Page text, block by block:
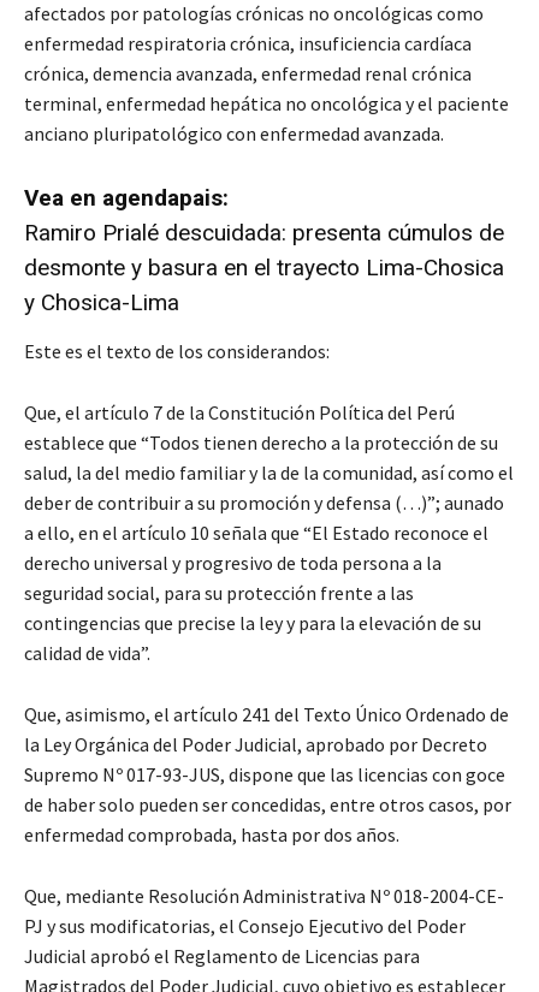
afectados por patologías crónicas no oncológicas como
enfermedad respiratoria crónica, insuficiencia cardíaca
crónica, demencia avanzada, enfermedad renal crónica
terminal, enfermedad hepática no oncológica y el paciente
anciano pluripatológico con enfermedad avanzada.
Vea en agendapais:
Ramiro Prialé descuidada: presenta cúmulos de
desmonte y basura en el trayecto Lima-Chosica
y Chosica-Lima
Este es el texto de los considerandos:
Que, el artículo 7 de la Constitución Política del Perú
establece que “Todos tienen derecho a la protección de su
salud, la del medio familiar y la de la comunidad, así como el
deber de contribuir a su promoción y defensa (…)”; aunado
a ello, en el artículo 10 señala que “El Estado reconoce el
derecho universal y progresivo de toda persona a la
seguridad social, para su protección frente a las
contingencias que precise la ley y para la elevación de su
calidad de vida”.
Que, asimismo, el artículo 241 del Texto Único Ordenado de
la Ley Orgánica del Poder Judicial, aprobado por Decreto
Supremo Nº 017-93-JUS, dispone que las licencias con goce
de haber solo pueden ser concedidas, entre otros casos, por
enfermedad comprobada, hasta por dos años.
Que, mediante Resolución Administrativa Nº 018-2004-CE-
PJ y sus modificatorias, el Consejo Ejecutivo del Poder
Judicial aprobó el Reglamento de Licencias para
Magistrados del Poder Judicial, cuyo objetivo es establecer